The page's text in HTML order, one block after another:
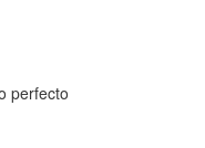
perfecto